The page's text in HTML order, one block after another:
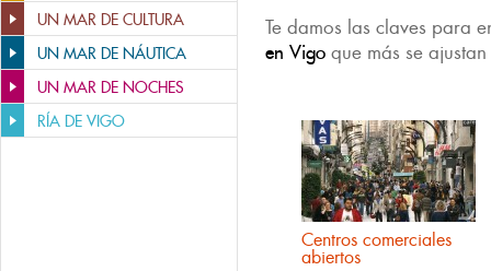
UN MAR DE CULTURA
UN MAR DE NÁUTICA
UN MAR DE NOCHES
RÍA DE VIGO
Te damos las claves para
en Vigo que más se
Centros comerciales
abiertos